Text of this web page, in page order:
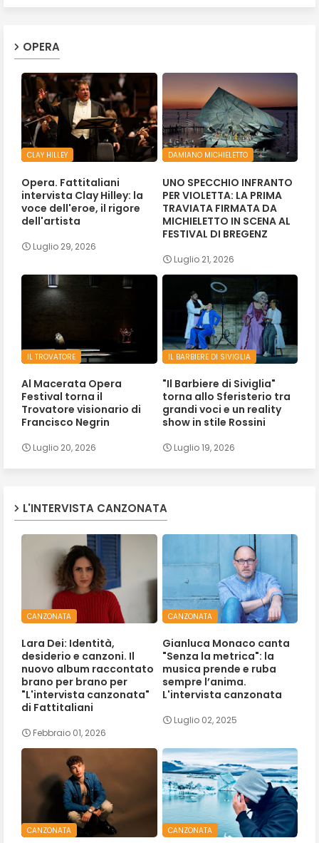
OPERA
CLAY HILLEY
Opera. Fattitaliani
intervista Clay Hilley: la
voce dell'eroe, il rigore
dell'artista
Luglio 29, 2026
DAMIANO MICHIELETTO
UNO SPECCHIO INFRANTO
PER VIOLETTA: LA PRIMA
TRAVIATA FIRMATA DA
MICHIELETTO IN SCENA AL
FESTIVAL DI BREGENZ
Luglio 21, 2026
IL TROVATORE
Al Macerata Opera
Festival torna il
Trovatore visionario di
Francisco Negrin
Luglio 20, 2026
IL BARBIERE DI SIVIGLIA
"Il Barbiere di Siviglia"
torna allo Sferisterio tra
grandi voci e un reality
show in stile Rossini
Luglio 19, 2026
L'INTERVISTA CANZONATA
CANZONATA
Lara Dei: Identità,
desiderio e canzoni. Il
nuovo album raccontato
brano per brano per
"L'intervista canzonata"
di Fattitaliani
Febbraio 01, 2026
CANZONATA
Gianluca Monaco canta
"Senza la metrica": la
musica prende e ruba
sempre l’anima.
L'intervista canzonata
Luglio 02, 2025
CANZONATA CANZONATA